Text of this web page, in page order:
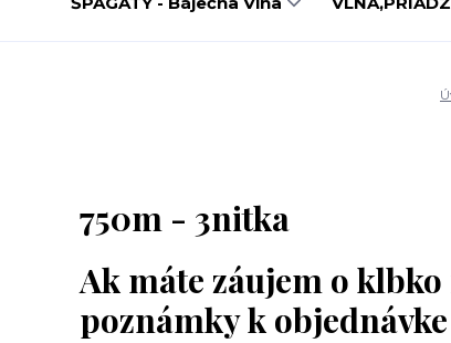
750m - 3nitka
Ak máte záujem o
poznámky k